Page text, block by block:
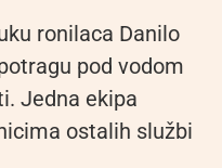
ronilaca Danilo
pod vodom
Jedna ekipa
ostalih službi